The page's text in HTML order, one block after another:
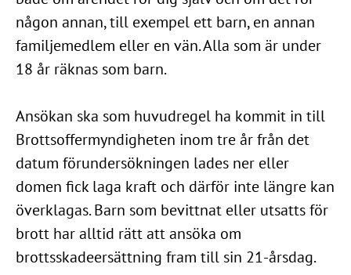
någon annan, till exempel ett barn, en annan
familjemedlem eller en vän. Alla som är under
18 år räknas som barn.
Ansökan ska som huvudregel ha kommit in till
Brottsoffermyndigheten inom tre år från det
datum förundersökningen lades ner eller
domen fick laga kraft och därför inte längre kan
överklagas. Barn som bevittnat eller utsatts för
brott har alltid rätt att ansöka om
brottsskadeersättning fram till sin 21-årsdag.